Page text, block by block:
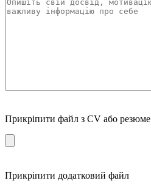
Прикріпити файл з CV або резюме
Прикріпити додатковий файл